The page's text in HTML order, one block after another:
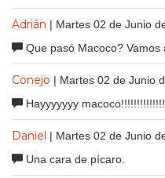
Adrián | Martes 02 de Junio
Que pasó Macoco? Vamos
Conejo | Martes 02 de Junio
Hayyyyyyy
Daniel | Martes 02 de Junio
Una cara de pícaro.